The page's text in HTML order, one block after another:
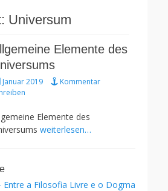
Universum
Elemente des
Januar 2019
Kommentar
Elemente des
weiterlesen…
Entre a Filosofia Livre e o Dogma